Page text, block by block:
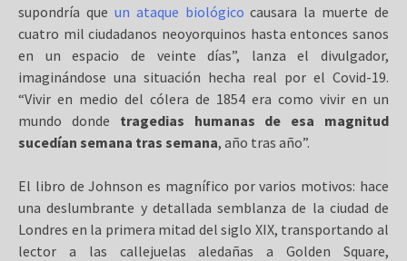
supondría que un ataque biológico causara la muerte de
cuatro mil ciudadanos neoyorquinos hasta entonces sanos
en un espacio de veinte días”, lanza el divulgador,
imaginándose una situación hecha real por el Covid-19.
“Vivir en medio del cólera de 1854 era como vivir en un
mundo donde tragedias humanas de esa magnitud
sucedían semana tras semana, año tras año”.
El libro de Johnson es magnífico por varios motivos: hace
una deslumbrante y detallada semblanza de la ciudad de
Londres en la primera mitad del siglo XIX, transportando al
lector a las callejuelas aledañas a Golden Square,